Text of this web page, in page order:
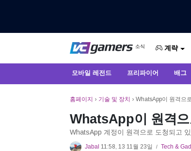
VCGamers
소식
VCGamers에서만 최신
계략
모바일 레전드 프리파이어 배그
홈페이지 › 기술 및 장치 › WhatsApp이 원격으
WhatsApp이 원격
WhatsApp 계정이 원격으로 도청되고
Jabal 11:58, 13 11월 23일 / Tech &